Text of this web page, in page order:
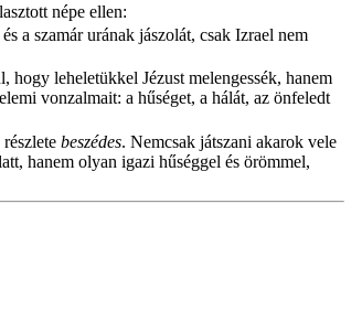
népe ellen:
a szamár urának jászolát, csak Izrael nem
hogy leheletükkel Jézust melengessék, hanem
vonzalmait: a hűséget, a hálát, az önfeledt
részletebeszédes. Nemcsak játszani akarok vele
hanem olyan igazi hűséggel és örömmel,